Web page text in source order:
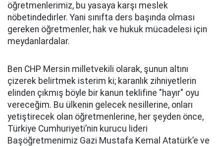
öğretmenlerimiz, bu yasaya karşı meslek
nöbetindedirler. Yani sınıfta ders başında olması
gereken öğretmenler, hak ve hukuk mücadelesi için
meydanlardalar.
Ben CHP Mersin milletvekili olarak, şunun altını
çizerek belirtmek isterim ki; karanlık zihniyetlerin
elinden çıkmış böyle bir kanun teklifine "hayır" oyu
vereceğim. Bu ülkenin gelecek nesillerine, onları
yetiştirecek olan öğretmenlerine, her şeyden önce,
Türkiye Cumhuriyeti’nin kurucu lideri
Başöğretmenimiz Gazi Mustafa Kemal Atatürk’e ve